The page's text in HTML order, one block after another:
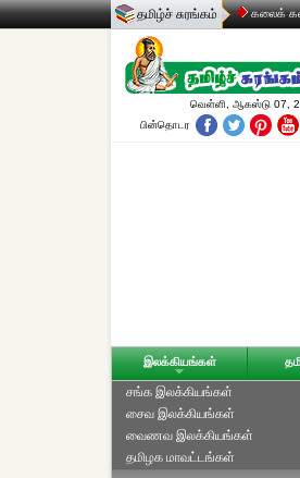
தமிழ்ச் சுரங்கம் கலைக்
வெள்ளி, ஆகஸ்டு 07,
பின்தொடர
இலக்கியங்கள்
சங்க இலக்கியங்கள்
சைவ இலக்கியங்கள்
வைணவ இலக்கியங்கள்
தமிழக மாவட்டங்கள்